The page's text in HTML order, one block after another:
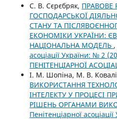
С. В. Сєрєбряк, ПРАВОВЕ
ГОСПОДАРСЬКОЇ
СТАНУ ТА
ЕКОНОМІКИ УКРАЇНИ:
НАЦІОНАЛЬНА МОДЕЛЬ ,
асоціації України: № 2
ПЕНІТЕНЦІАРНОЇ
І. М. Шопіна, М. В.
ВИКОРИСТАННЯ
ІНТЕЛЕКТУ У ПРОЦЕСІ
РІШЕНЬ ОРГАНАМИ
Пенітенціарної